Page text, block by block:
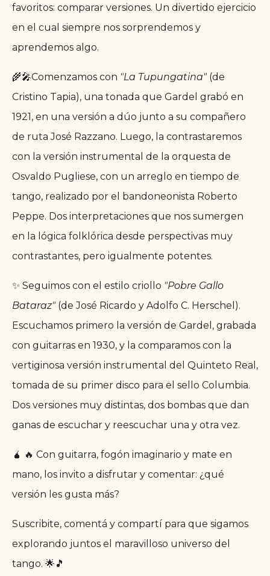
favoritos: comparar versiones. Un divertido ejercicio
en el cual siempre nos sorprendemos y
aprendemos algo.
🌾🎤Comenzamos con "La Tupungatina"(de
Cristino Tapia), una tonada que Gardel grabó en
1921, en una versión a dúo junto a su compañero
de ruta José Razzano. Luego, la contrastaremos
con la versión instrumental de la orquesta de
Osvaldo Pugliese, con un arreglo en tiempo de
tango, realizado por el bandoneonista Roberto
Peppe. Dos interpretaciones que nos sumergen
en la lógica folklórica desde perspectivas muy
contrastantes, pero igualmente potentes.
✨ Seguimos con el estilo criollo "Pobre Gallo
Bataraz"(de José Ricardo y Adolfo C. Herschel).
Escuchamos primero la versión de Gardel, grabada
con guitarras en 1930, y la comparamos con la
vertiginosa versión instrumental del Quinteto Real,
tomada de su primer disco para el sello Columbia.
Dos versiones muy distintas, dos bombas que dan
ganas de escuchar y reescuchar una y otra vez.
🧉 🔥 Con guitarra, fogón imaginario y mate en
mano, los invito a disfrutar y comentar: ¿qué
versión les gusta más?
Suscribite, comentá y compartí para que sigamos
explorando juntos el maravilloso universo del
tango. 🌟🎵